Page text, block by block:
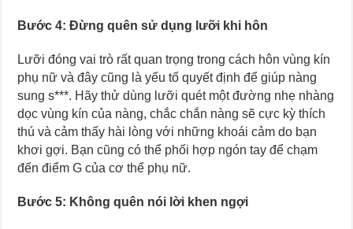
Bước 4: Đừng quên sử dụng lưỡi khi hôn
Lưỡi đóng vai trò rất quan trọng trong cách hôn vùng kín
phụ nữ và đây cũng là yếu tố quyết định để giúp nàng
sung s***. Hãy thử dùng lưỡi quét một đường nhẹ nhàng
dọc vùng kín của nàng, chắc chắn nàng sẽ cực kỳ thích
thú và cảm thấy hài lòng với những khoái cảm do bạn
khơi gợi. Bạn cũng có thể phối hợp ngón tay để chạm
đến điểm G của cơ thể phụ nữ.
Bước 5: Không quên nói lời khen ngợi